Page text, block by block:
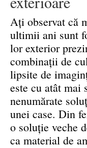
Ați observat că
ultimii ani sunt
lor exterior
combinații de
lipsite de
este cu atât mai
nenumărate
unei case. Din
o soluție veche
ca material de